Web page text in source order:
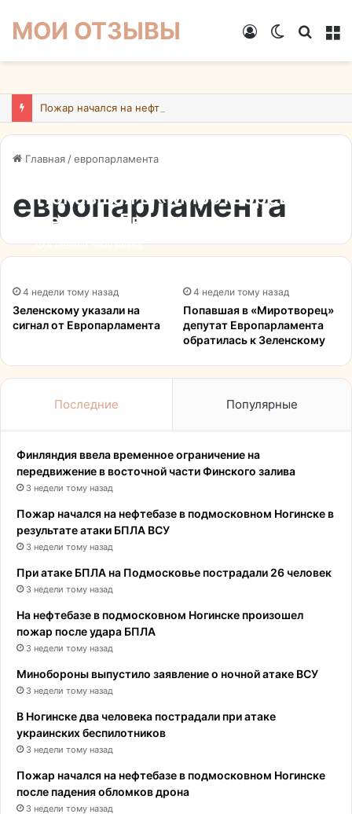
МОИ ОТЗЫВЫ
Switch
Войти
Главная /европарламента
европарламента
Попавшая в «Миротворец»
депутат Европарламента
выступила с жестким
4 недели тому назад
4 недели тому назад
Зеленскому указали на
сигнал от Европарламента
4 недели тому назад
Попавшая в «Миротворец»
депутат Европарламента
обратилась к Зеленскому
Последние Популярные
Финляндия ввела временное ограничение на
передвижение в восточной части Финского залива
3 недели тому назад
Пожар начался на нефтебазе в подмосковном Ногинске в
результате атаки БПЛА ВСУ
3 недели тому назад
При атаке БПЛА на Подмосковье пострадали 26 человек
3 недели тому назад
На нефтебазе в подмосковном Ногинске произошел
пожар после удара БПЛА
3 недели тому назад
Минобороны выпустило заявление о ночной атаке ВСУ
3 недели тому назад
В Ногинске два человека пострадали при атаке
украинских беспилотников
3 недели тому назад
Пожар начался на нефтебазе в подмосковном Ногинске
после падения обломков дрона
3 недели тому назад